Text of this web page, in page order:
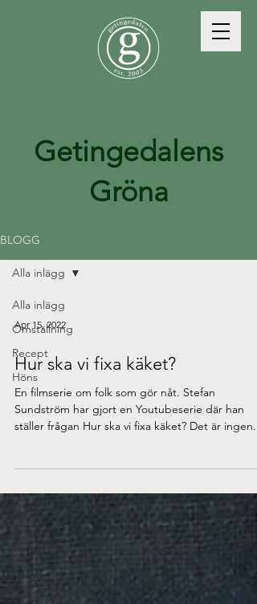
Getingedalens
Gröna
BLOGG
Alla inlägg
Omställning
Recept
Höns
Alla inlägg
Apr 15, 2022
Hur ska vi fixa käket?
En filmserie om folk som gör nåt. Stefan
Sundström har gjort en Youtubeserie där han
ställer frågan Hur ska vi fixa käket? Det är ingen...